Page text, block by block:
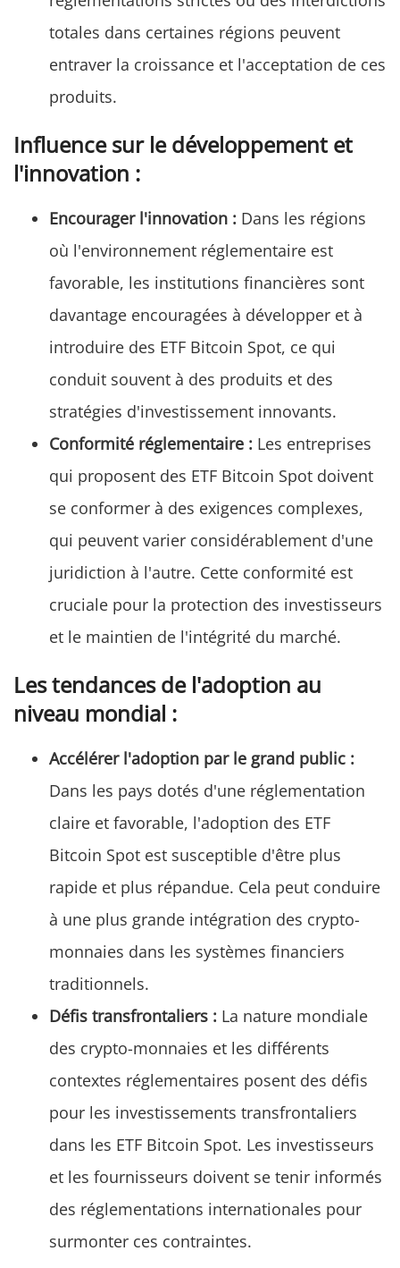
totales dans certaines régions peuvent
entraver la croissance et l'acceptation de ces
produits.
Influence sur le développement et
l'innovation :
Encourager l'innovation : Dans les régions
où l'environnement réglementaire est
favorable, les institutions financières sont
davantage encouragées à développer et à
introduire des ETF Bitcoin Spot, ce qui
conduit souvent à des produits et des
stratégies d'investissement innovants.
Conformité réglementaire : Les entreprises
qui proposent des ETF Bitcoin Spot doivent
se conformer à des exigences complexes,
qui peuvent varier considérablement d'une
juridiction à l'autre. Cette conformité est
cruciale pour la protection des investisseurs
et le maintien de l'intégrité du marché.
Les tendances de l'adoption au
niveau mondial :
Accélérer l'adoption par le grand public :
Dans les pays dotés d'une réglementation
claire et favorable, l'adoption des ETF
Bitcoin Spot est susceptible d'être plus
rapide et plus répandue. Cela peut conduire
à une plus grande intégration des crypto-
monnaies dans les systèmes financiers
traditionnels.
Défis transfrontaliers : La nature mondiale
des crypto-monnaies et les différents
contextes réglementaires posent des défis
pour les investissements transfrontaliers
dans les ETF Bitcoin Spot. Les investisseurs
et les fournisseurs doivent se tenir informés
des réglementations internationales pour
surmonter ces contraintes.